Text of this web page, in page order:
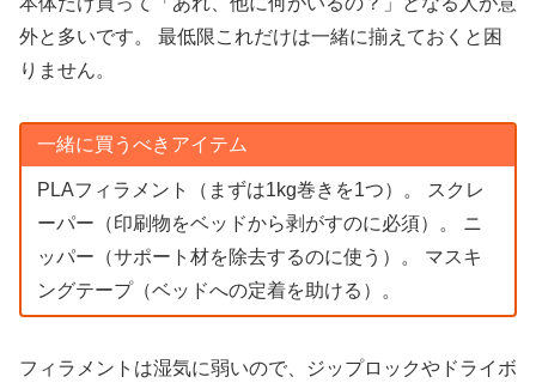
外と多いです。 最低限これだけは一緒に揃えておくと困
りません。
一緒に買うべきアイテム
PLAフィラメント（まずは1kg巻きを1つ）。 スクレ
ーパー（印刷物をベッドから剥がすのに必須）。 ニ
ッパー（サポート材を除去するのに使う）。 マスキ
ングテープ（ベッドへの定着を助ける）。
フィラメントは湿気に弱いので、ジップロックやドライボ